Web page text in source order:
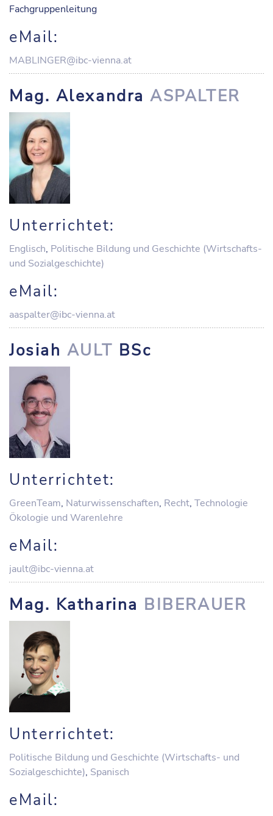
Fachgruppenleitung
eMail:
MABLINGER@ibc-vienna.at
Mag. AlexandraASPALTER
Unterrichtet:
Englisch, Politische Bildung und Geschichte (Wirtschafts-
und Sozialgeschichte)
eMail:
aaspalter@ibc-vienna.at
Josiah AULT BSc
Unterrichtet:
GreenTeam, Naturwissenschaften, Recht, Technologie
Ökologie und Warenlehre
eMail:
jault@ibc-vienna.at
Mag. Katharina BIBERAUER
Unterrichtet:
Politische Bildung und Geschichte (Wirtschafts- und
Sozialgeschichte), Spanisch
eMail: